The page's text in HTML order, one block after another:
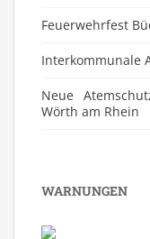
Feuerwehrfest
⁠Interkommunale
Neue
Wörth am Rhein
WARNUNGEN